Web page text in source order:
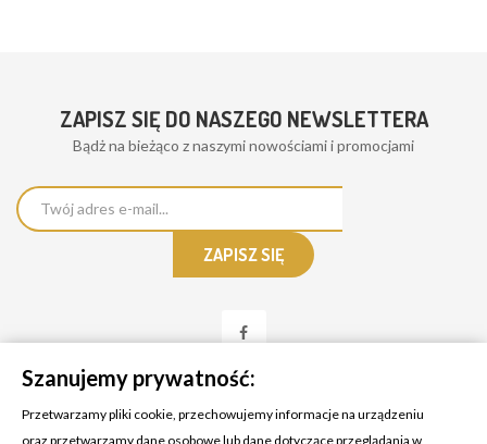
ZAPISZ SIĘ DO NASZEGO NEWSLETTERA
Bądż na bieżąco z naszymi nowościami i promocjami
Szanujemy prywatność:
Przetwarzamy pliki cookie, przechowujemy informacje na urządzeniu
oraz przetwarzamy dane osobowe lub dane dotyczące przeglądania w